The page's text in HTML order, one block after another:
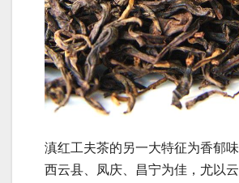
滇红工夫茶的另一大特征为香郁
西云县、凤庆、昌宁为佳，尤以